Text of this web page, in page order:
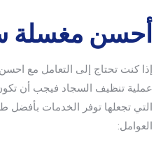
أحسن مغسلة
إذا كنت تحتاج إلى التعامل مع
عملية تنظيف السجاد فيجب أن
التي تجعلها توفر الخدمات بأفضل
العوامل: